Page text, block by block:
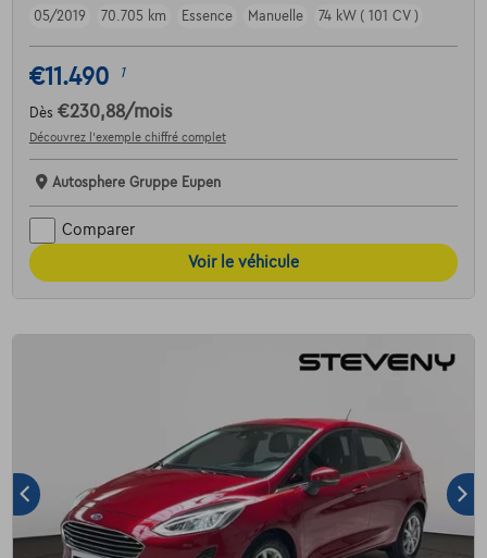
05/2019
70.705 km Essence Manuelle 74 kW ( 101 CV )
€11.490 1
Dès €230,88/mois
Découvrez l’exemple chiffré complet
Autosphere Gruppe Eupen
Comparer
Voir le véhicule